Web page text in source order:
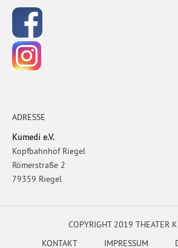
ADRESSE
Kumedi e.V.
Kopfbahnhof Riegel
Römerstraße 2
79359 Riegel
COPYRIGHT 2019 THEATER
KONTAKT
IMPRESSUM